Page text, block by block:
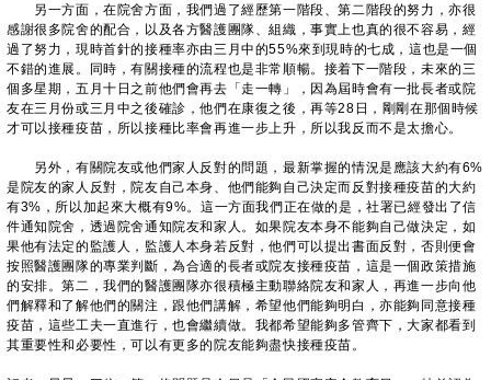
另一方面，在院舍方面，我們過了經歷第一階段、第二階段的努力，亦很
感謝很多院舍的配合，以及各方醫護團隊、組織，事實上也真的很不容易，經
過了努力，現時首針的接種率亦由三月中的55%來到現時的七成，這也是一個
不錯的進展。同時，有關接種的流程也是非常順暢。接着下一階段，未來的三
個多星期，五月十日之前他們會再去「走一轉」，因為屆時會有一批長者或院
友在三月份或三月中之後確診，他們在康復之後，再等28日，剛剛在那個時候
才可以接種疫苗，所以接種比率會再進一步上升，所以我反而不是太擔心。
另外，有關院友或他們家人反對的問題，最新掌握的情況是應該大約有6%
是院友的家人反對，院友自己本身、他們能夠自己決定而反對接種疫苗的大約
有3%，所以加起來大概有9%。這一方面我們正在做的是，社署已經發出了信
件通知院舍，透過院舍通知院友和家人。如果院友本身不能夠自己做決定，如
果他有法定的監護人，監護人本身若反對，他們可以提出書面反對，否則便會
按照醫護團隊的專業判斷，為合適的長者或院友接種疫苗，這是一個政策措施
的安排。第二，我們的醫護團隊亦很積極主動聯絡院友和家人，再進一步向他
們解釋和了解他們的關注，跟他們講解，希望他們能夠明白，亦能夠同意接種
疫苗，這些工夫一直進行，也會繼續做。我都希望能夠多管齊下，大家都看到
其重要性和必要性，可以有更多的院友能夠盡快接種疫苗。